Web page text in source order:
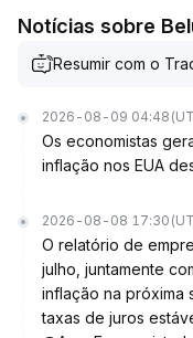
Notícias sobre
Resumir com o
2026-08-09 04:48
Os economistas
inflação nos EUA
2026-08-08 17:30
O relatório de
julho, juntamente
inflação na próxima
taxas de juros